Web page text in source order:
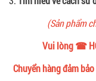
(Sản phẩm
Vui lòng ☎
Chuyển hàng đảm